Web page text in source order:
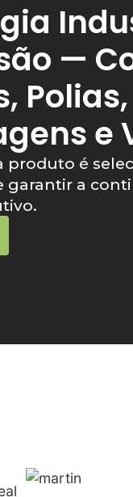
—
Polias,
e
produto é
garantir a